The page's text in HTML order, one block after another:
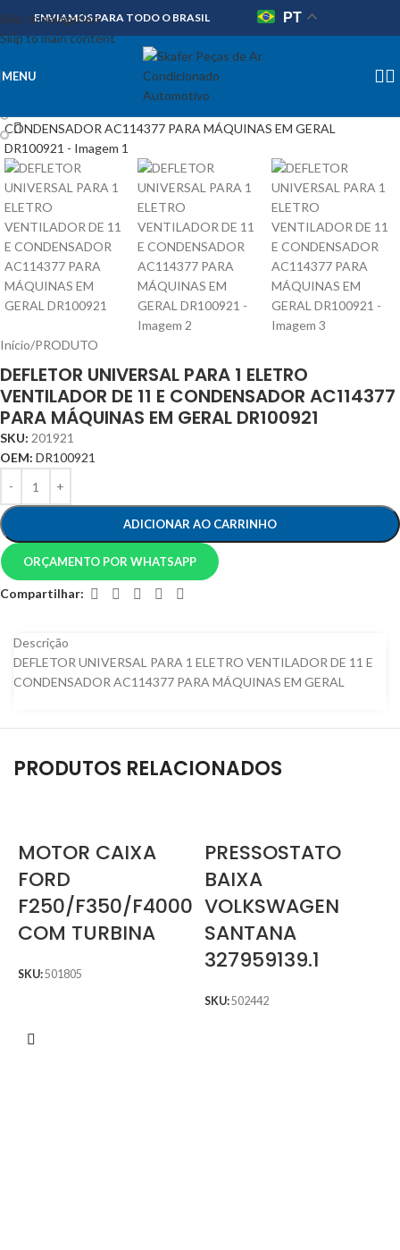
Skip to navigation
Skip to main content
ENVIAMOS PARA TODO O BRASIL PT
MENU
Início/PRODUTO
DEFLETOR UNIVERSAL PARA 1 ELETRO
VENTILADOR DE 11 E CONDENSADOR AC114377
PARA MÁQUINAS EM GERAL DR100921
SKU: 201921
OEM: DR100921
ADICIONAR AO CARRINHO
ORÇAMENTO POR WHATSAPP
Compartilhar:
Descrição
DEFLETOR UNIVERSAL PARA 1 ELETRO VENTILADOR DE 11 E
CONDENSADOR AC114377 PARA MÁQUINAS EM GERAL
PRODUTOS RELACIONADOS
MOTOR CAIXA
FORD
F250/F350/F4000
COM TURBINA
SKU:501805
PRESSOSTATO
BAIXA
VOLKSWAGEN
SANTANA
327959139.1
SKU:502442